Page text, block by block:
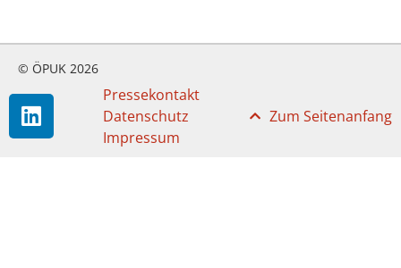
© ÖPUK 2026
Pressekontakt
Datenschutz
Impressum
Zum Seitenanfang